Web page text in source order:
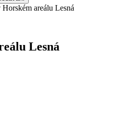
areálu Lesná
Lesná